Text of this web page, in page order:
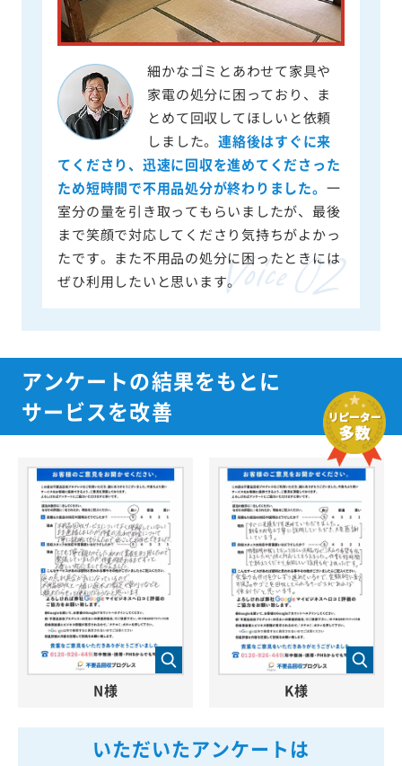
細かなゴミとあわせて家具や
家電の処分に困っており、ま
とめて回収してほしいと依頼
しました。連絡後はすぐに来
てくださり、迅速に回収を進めてくださった
ため短時間で不用品処分が終わりました。 一
室分の量を引き取ってもらいましたが、最後
まで笑顔で対応してくださり気持ちがよかっ
たです。また不用品の処分に困ったときには
ぜひ利用したいと思います。
アンケートの結果をもとに
サービスを改善
いただいたアンケートは
N様 K様